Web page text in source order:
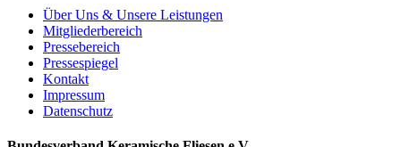
Über Uns & Unsere Leistungen
Mitgliederbereich
Pressebereich
Pressespiegel
Kontakt
Impressum
Datenschutz